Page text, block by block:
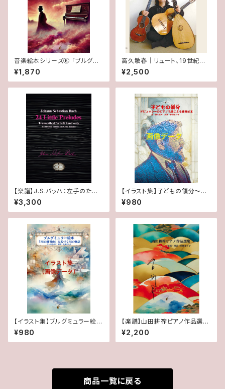
音楽絵本シリーズ⑥ 「ブルグミ
ュラー絵本: 『18の練習曲』に基
づく18の物語」
¥1,870
高久敏春｜リュート、19世紀ギタ
ー，ギター
¥2,500
【楽譜】J.S.バッハ：左手のため
の24の小前奏曲
¥3,300
【イラスト集】子どもの領分～ド
ビュッシーのピアノ名曲による音
楽絵本～: クラシックが好きにな
る音楽絵本シリーズ画像データ
¥980
【イラスト集】ブルグミュラー絵
本：イラスト集①（表紙＋1~13話
のイラスト）
¥980
【楽譜】山田耕筰ピアノ作品選
集: ~日本のピアノ曲を弾き継ぐ
ピアニスト・杉浦菜々子監修シリ
ーズ～
¥2,200
商品一覧に戻る